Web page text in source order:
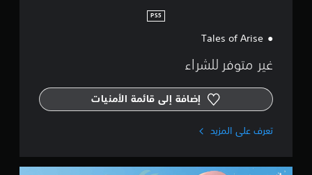
PS5
Tales of Arise
غير متوفر للشراء
إضافة إلى قائمة الأمنيات
تعرف على المزيد